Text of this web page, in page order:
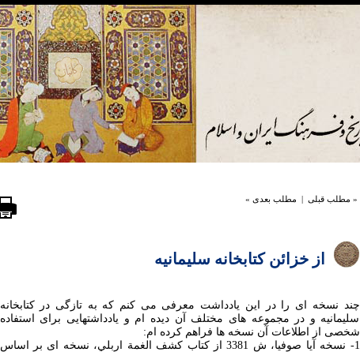
« مطلب قبلی | مطلب بعدی »
از خزائن کتابخانه سليمانيه
چند نسخه ای را در اين يادداشت معرفی می کنم که به تازگی در کتابخانه
سليمانيه و در مجموعه های مختلف آن ديده ام و يادداشتهايی برای استفاده
شخصی از اطلاعات آن نسخه ها فراهم کرده ام:
1- نسخه آيا صوفيا، ش 3381 از کتاب کشف الغمة اربلي، نسخه ای بر اساس